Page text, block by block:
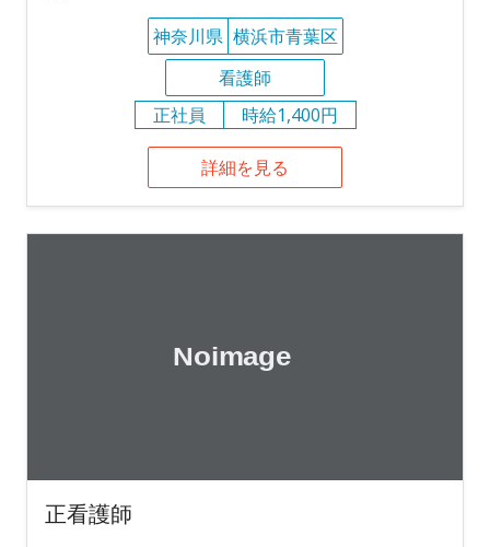
神奈川県 横浜市青葉区
看護師
正社員
時給1,400円
詳細を見る
正看護師